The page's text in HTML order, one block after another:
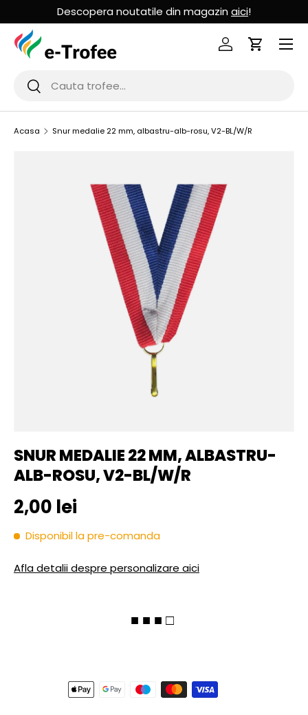
MERGI LA CONTINUT
Descopera noutatile din magazin aici!
Cauta
Cauta
Logheaza-te
Cos de
Acasa Snur medalie 22 mm, albastru-alb-rosu, V2-BL/W/R
SNUR MEDALIE 22 MM, ALBASTRU-
ALB-ROSU, V2-BL/W/R
Pret initial
2,00 lei
Disponibil la pre-comanda
Afla detalii despre personalizare aici
■ ■ ■ □